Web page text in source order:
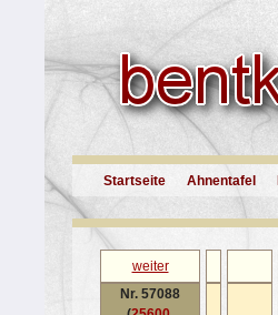
Startseite Ahnentafel
weiter
Nr. 57088